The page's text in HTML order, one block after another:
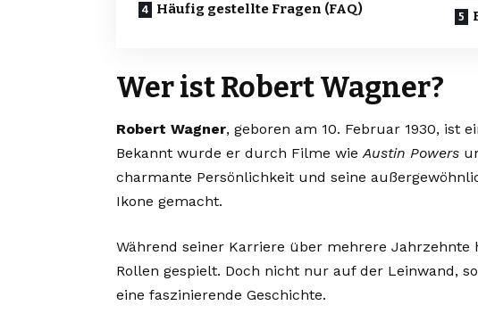
Häufig gestellte Fragen (FAQ)
Wer ist Robert Wagner?
Robert Wagner, geboren am 10. Februar 1930, ist
Bekannt wurde er durch Filme wieAustin Powers
charmante Persönlichkeit und seine
Ikone gemacht.
Während seiner Karriere über mehrere Jahrzehnte
Rollen gespielt. Doch nicht nur auf der Leinwand,
eine faszinierende Geschichte.